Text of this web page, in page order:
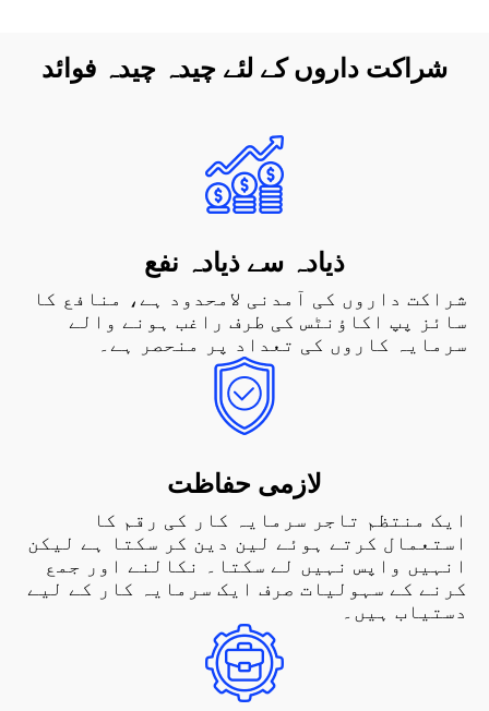
شراکت داروں کے لئے چیدہ چیدہ فوائد
ذیادہ سے ذیادہ نفع
شراکت داروں کی آمدنی لامحدود ہے، منافع کا
سائز پپ اکاؤنٹس کی طرف راغب ہونے والے
سرمایہ کاروں کی تعداد پر منحصر ہے۔
لازمی حفاظت
ایک منتظم تاجر سرمایہ کار کی رقم کا
استعمال کرتے ہوئے لین دین کر سکتا ہے لیکن
انہیں واپس نہیں لے سکتا۔ نکالنے اور جمع
کرنے کے سہولیات صرف ایک سرمایہ کار کے لیے
دستیاب ہیں۔